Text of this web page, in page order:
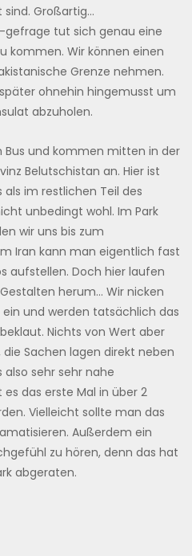
Großartig…
tut sich genau eine
kommen. Wir können einen
Grenze nehmen.
ohnehin hingemusst um
abzuholen.
Bus und kommen mitten in der
Belutschistan an. Hier ist
im restlichen Teil des
unbedingt wohl. Im Park
wir uns bis zum
Iran kann man eigentlich fast
aufstellen. Doch hier laufen
herum… Wir nicken
und werden tatsächlich das
Nichts von Wert aber
Sachen lagen direkt neben
also sehr sehr nahe
das erste Mal in über 2
Vielleicht sollte man das
Außerdem ein
zu hören, denn das hat
abgeraten.